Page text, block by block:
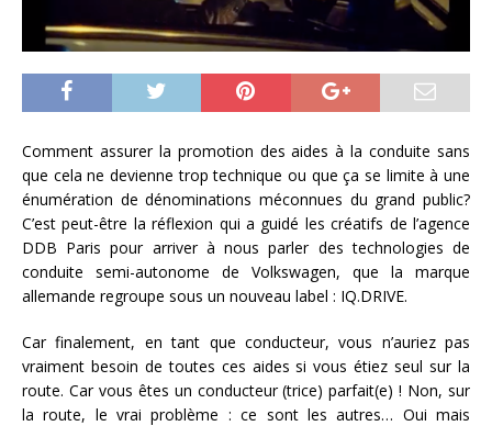
Comment assurer la promotion des aides à la conduite sans
que cela ne devienne trop technique ou que ça se limite à une
énumération de dénominations méconnues du grand public?
C’est peut-être la réflexion qui a guidé les créatifs de l’agence
DDB Paris pour arriver à nous parler des technologies de
conduite semi-autonome de Volkswagen, que la marque
allemande regroupe sous un nouveau label : IQ.DRIVE.
Car finalement, en tant que conducteur, vous n’auriez pas
vraiment besoin de toutes ces aides si vous étiez seul sur la
route. Car vous êtes un conducteur (trice) parfait(e) ! Non, sur
la route, le vrai problème : ce sont les autres… Oui mais